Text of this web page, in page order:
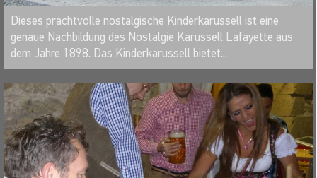
MERKEN
Dieses prachtvolle nostalgische Kinderkarussell ist eine
genaue Nachbildung des Nostalgie Karussell Lafayette aus
dem Jahre 1898. Das Kinderkarussell bietet...